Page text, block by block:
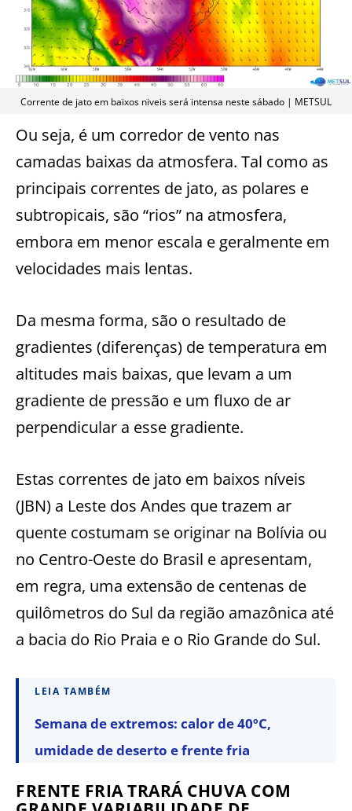
Corrente de jato em baixos niveis será intensa neste sábado | METSUL
Ou seja, é um corredor de vento nas
camadas baixas da atmosfera. Tal como as
principais correntes de jato, as polares e
subtropicais, são “rios” na atmosfera,
embora em menor escala e geralmente em
velocidades mais lentas.
Da mesma forma, são o resultado de
gradientes (diferenças) de temperatura em
altitudes mais baixas, que levam a um
gradiente de pressão e um fluxo de ar
perpendicular a esse gradiente.
Estas correntes de jato em baixos níveis
(JBN) a Leste dos Andes que trazem ar
quente costumam se originar na Bolívia ou
no Centro-Oeste do Brasil e apresentam,
em regra, uma extensão de centenas de
quilômetros do Sul da região amazônica até
a bacia do Rio Praia e o Rio Grande do Sul.
LEIA TAMBÉM
Semana de extremos: calor de 40ºC,
umidade de deserto e frente fria
FRENTE FRIA TRARÁ CHUVA COM